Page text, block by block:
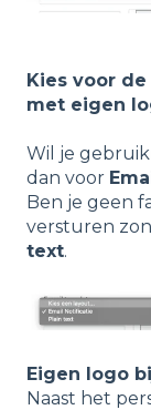
Kies voor
met eigen
Wil je
dan voor
Ben je geen
versturen
text.
Eigen logo
Naast het